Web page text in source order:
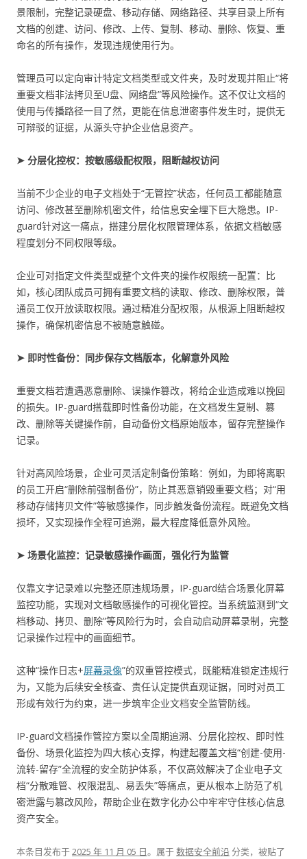
景限制，完整记录硬盘、移动存储、网络路径、共享目录上所有
文档的创建、访问、修改、上传、复制、移动、删除、恢复、重
命名的所有操作，发现违规使用行为。
管理员可以定向审计特定文档类型或文件夹，及时发现并阻止“将
重要文档非法拷贝至U盘、网络盘”等风险操作。这不仅让文档的
使用与传播路径一目了然，更能在信息泄密事件发生时，提供无
可辩驳的证据，从源头守护企业信息资产。
➤ 分层化控权：按敏感级配权限，阻断越权访问
当前不少企业的电子文档处于“无管控”状态，任何员工都能随意
访问、修改甚至删除机密文件，给信息安全埋下巨大隐患。IP-
guard针对这一痛点，搭建分层化权限管理体系，依据文档敏感
程度划分不同权限等级。
企业可对指定文件类型或整个文件夹的操作权限统一配置：比
如，核心团队成员可拥有重要文档的读取、修改、删除权限，普
通员工仅开放读取权限。通过精准分配权限，从根源上阻断越权
操作，确保机密信息不被随意触碰。
➤ 即时性备份：同步保存文档版本，化解意外风险
重要文档若遭遇恶意删除、误操作篡改，将给企业造成难以挽回
的损失。IP-guard搭载即时性备份功能，在文档发生复制、篡
改、删除等关键操作前，自动备份文档原始版本，留存完整操作
记录。
针对高风险场景，企业可灵活定制备份策略：例如，为即将离职
的员工开启“删除前强制备份”，防止其恶意销毁重要文档；对“用
移动存储拷贝文件”等敏感操作，同步触发备份流程。既避免文档
损坏，又实现操作全程可追溯，最大程度降低意外风险。
➤ 场景化监控：记录敏感操作画面，强化行为监管
仅靠文字记录难以完整还原违规场景，IP-guard结合场景化屏幕
监控功能，实现对文档敏感操作的可视化管控。当系统监测到“文
档移动、拷贝、删除”等风险行为时，会自动启动屏幕录制，完整
记录操作过程中的画面细节。
这种“操作日志+屏幕录像”的双重管控模式，既能精准锁定违规行
为，又能为后续安全核查、责任认定提供直观证据，同时对员工
形成有效行为约束，进一步筑牢企业文档安全监管防线。
IP-guard文档操作管控方案以全周期追溯、分层化控权、即时性
备份、场景化监控为四大核心支撑，构建起覆盖文档“创建-使用-
流转-留存”全流程的安全防护体系，不仅高效解决了企业电子文
档“分散难管、权限混乱、易丢失”等痛点，更从根本上防范了机
密泄露与篡改风险，帮助企业在数字化办公中牢牢守住核心信息
资产安全。
本条目发布于2025 年 11 月 05 日。属于数据安全前沿分类，被贴了